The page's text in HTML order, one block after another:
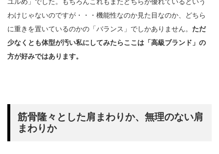
ユルめ」でした。もちろんこれもまたどちらが優れているという
わけじゃないのですが・・・機能性なのか見た目なのか、どちら
に重きを置いているのかの「バランス」でしかありません。 ただ
少なくとも体型が汚い私にしてみたらここは「高級ブランド」の
方が好みではあります。
筋骨隆々とした肩まわりか、無理のない肩
まわりか